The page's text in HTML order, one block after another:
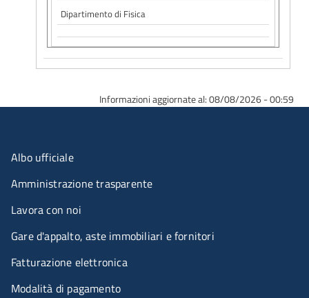
Dipartimento di Fisica
Informazioni aggiornate al: 08/08/2026 - 00:59
Menu organizzazione
Albo ufficiale
Amministrazione trasparente
Lavora con noi
Gare d'appalto, aste immobiliari e fornitori
Fatturazione elettronica
Modalità di pagamento